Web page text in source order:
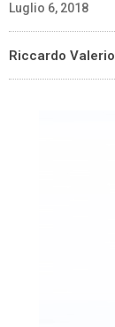
Luglio 6, 2018
Riccardo Valerio